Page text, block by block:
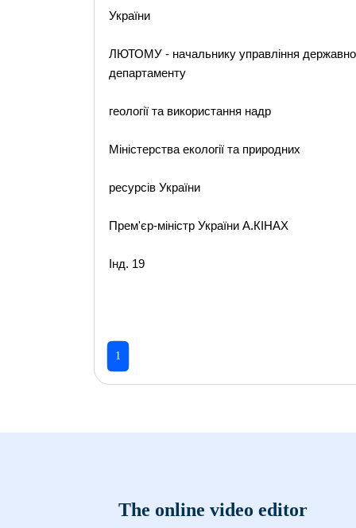
України
ЛЮТОМУ - начальнику управління
департаменту
геології та використання надр
Міністерства екології та природних
ресурсів України
Прем'єр-міністр України А.КІНАХ
Інд. 19
1
The online video editor